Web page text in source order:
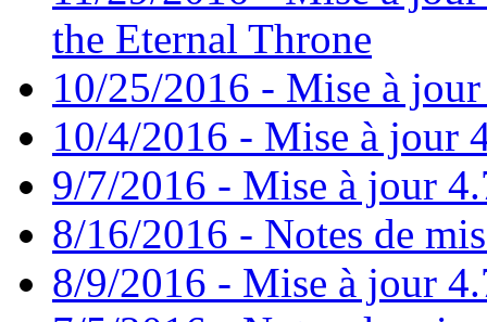
the Eternal Throne
10/25/2016 - Mise à
10/4/2016 - Mise à jour
9/7/2016 - Mise à jour
8/16/2016 - Notes de
8/9/2016 - Mise à jour